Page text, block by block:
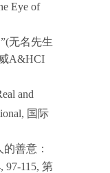
Eye of
(无名先生
A&HCI
and
国际
善意：
97-115, 第